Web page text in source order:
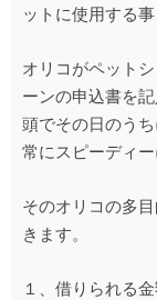
ットに使用する事
オリコがペット
ーンの申込書を
頭でその日のう
常にスピーディ
そのオリコの多
きます。
１、借りられる